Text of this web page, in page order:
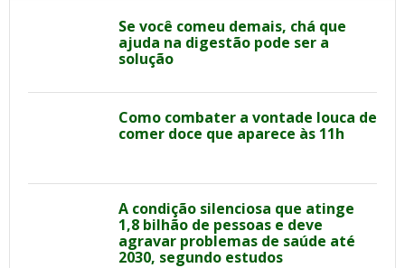
Se você comeu demais, chá que
ajuda na digestão pode ser a
solução
Como combater a vontade louca de
comer doce que aparece às 11h
A condição silenciosa que atinge
1,8 bilhão de pessoas e deve
agravar problemas de saúde até
2030, segundo estudos